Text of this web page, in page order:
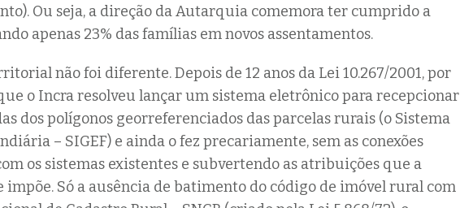
Ou seja, a direção da Autarquia comemora ter cumprido a
apenas 23% das famílias em novos assentamentos.
não foi diferente. Depois de 12 anos da Lei 10.267/2001, por
o Incra resolveu lançar um sistema eletrônico para recepcionar
dos polígonos georreferenciados das parcelas rurais (o Sistema
– SIGEF) e ainda o fez precariamente, sem as conexões
os sistemas existentes e subvertendo as atribuições que a
impõe. Só a ausência de batimento do código de imóvel rural com